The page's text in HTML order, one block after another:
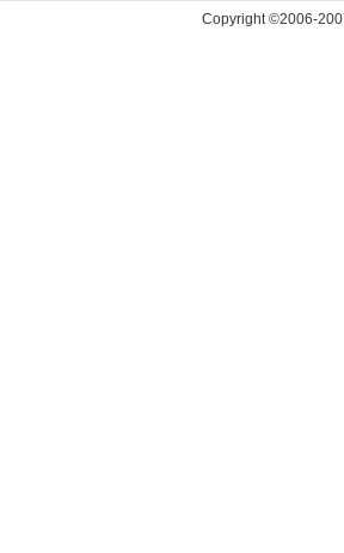
Copyright ©2006-